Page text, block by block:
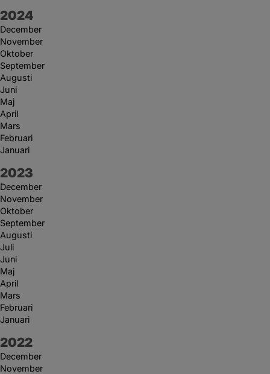
År:
2024
December
November
Oktober
September
Augusti
Juni
Maj
April
Mars
Februari
Januari
År:
2023
December
November
Oktober
September
Augusti
Juli
Juni
Maj
April
Mars
Februari
Januari
År:
2022
December
November